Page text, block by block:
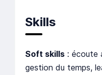
Skills
Soft skills : écoute
gestion du temps,